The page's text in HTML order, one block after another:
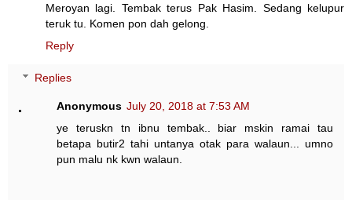
Meroyan lagi. Tembak terus Pak Hasim. Sedang kelupur
teruk tu. Komen pon dah gelong.
Reply
Replies
Anonymous July 20, 2018 at 7:53 AM
ye teruskn tn ibnu tembak.. biar mskin ramai tau
betapa butir2 tahi untanya otak para walaun... umno
pun malu nk kwn walaun.